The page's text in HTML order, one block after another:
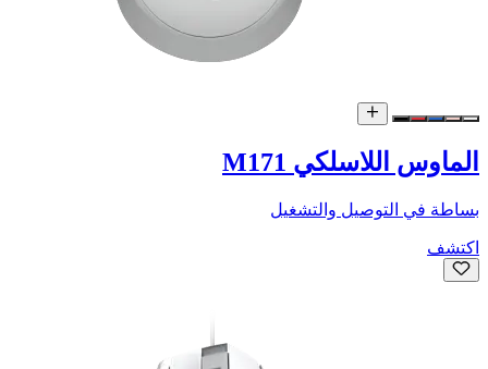
الماوس اللاسلكي M171
بساطة في التوصيل والتشغيل
اكتشف